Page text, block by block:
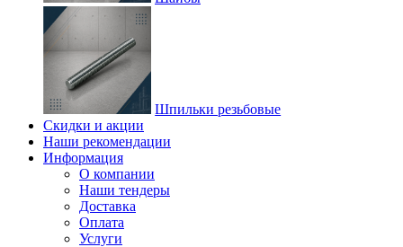
Шпильки резьбовые
Скидки и акции
Наши рекомендации
Информация
О компании
Наши тендеры
Доставка
Оплата
Услуги